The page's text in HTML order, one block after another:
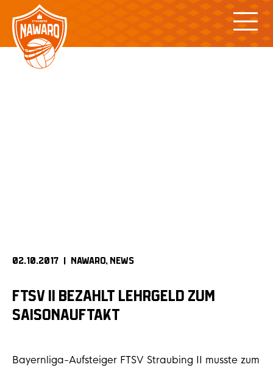
content
02.10.2017 | NAWARO NEWS
FTSV II BEZAHLT LEHRGELD ZUM
SAISONAUFTAKT
Bayernliga-Aufsteiger FTSV Straubing II musste zum